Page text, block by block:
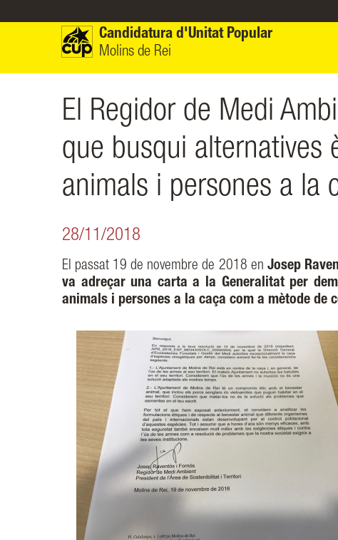
Candidatura d'Unitat Popular
Molins de Rei
El Regidor de Medi
que busqui alternatives
animals i persones a la
28/11/2018
El passat 19 de novembre de 2018 en Josep
va adreçar una carta a la Generalitat per
animals i persones a la caça com a mètode de